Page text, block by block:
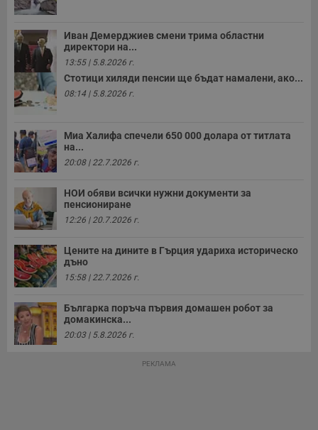
Иван Демерджиев смени трима областни
директори на...
13:55 | 5.8.2026 г.
Стотици хиляди пенсии ще бъдат намалени, ако...
08:14 | 5.8.2026 г.
Миа Халифа спечели 650 000 долара от титлата
на...
20:08 | 22.7.2026 г.
НОИ обяви всички нужни документи за
пенсиониране
12:26 | 20.7.2026 г.
Цените на дините в Гърция удариха историческо
дъно
15:58 | 22.7.2026 г.
Българка поръча първия домашен робот за
домакинска...
20:03 | 5.8.2026 г.
РЕКЛАМА